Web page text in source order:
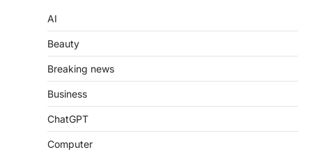
AI
Beauty
Breaking news
Business
ChatGPT
Computer